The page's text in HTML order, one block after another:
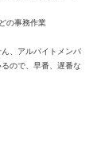
の事務作業
、アルバイトメンバ
ので、早番、遅番な